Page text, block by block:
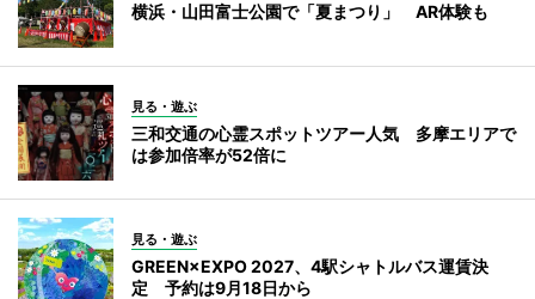
横浜・山田富士公園で「夏まつり」 AR体験も
見る・遊ぶ
三和交通の心霊スポットツアー人気 多摩エリアで
は参加倍率が52倍に
見る・遊ぶ
GREEN×EXPO 2027、4駅シャトルバス運賃決
定 予約は9月18日から